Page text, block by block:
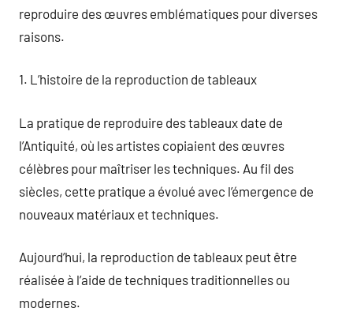
reproduire des œuvres emblématiques pour diverses
raisons.
1. L’histoire de la reproduction de tableaux
La pratique de reproduire des tableaux date de
l’Antiquité, où les artistes copiaient des œuvres
célèbres pour maîtriser les techniques. Au fil des
siècles, cette pratique a évolué avec l’émergence de
nouveaux matériaux et techniques.
Aujourd’hui, la reproduction de tableaux peut être
réalisée à l’aide de techniques traditionnelles ou
modernes.